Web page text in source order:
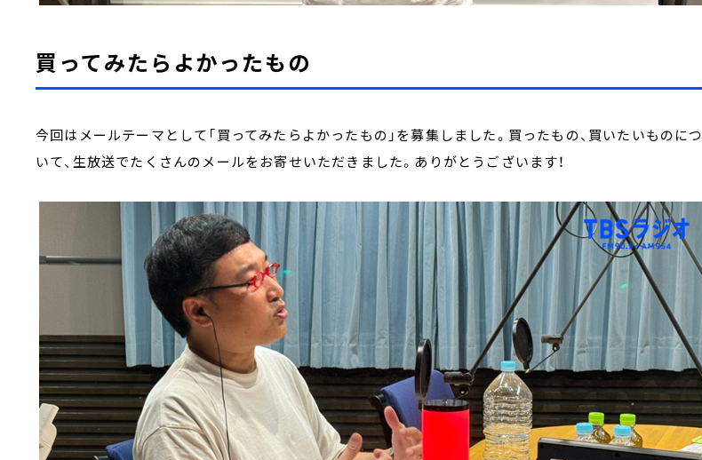
買ってみたらよかったもの
今回はメールテーマとして「買ってみたらよかったもの」を募集しました。買ったもの、買いたいものにつ
いて、生放送でたくさんのメールをお寄せいただきました。ありがとうございます！